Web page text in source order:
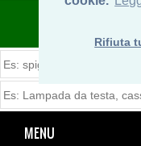
Rifiuta
MENU